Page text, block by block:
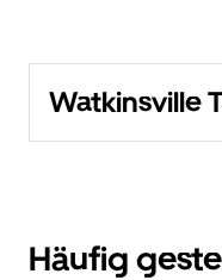
Watkinsville
Häufig